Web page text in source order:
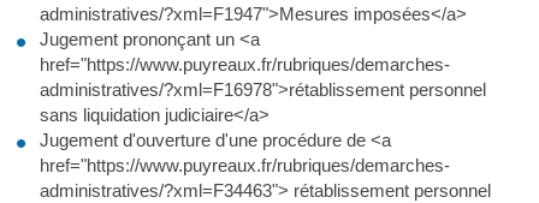
administratives/?xml=F1947">Mesures imposées</a>
Jugement prononçant un <a
href="https://www.puyreaux.fr/rubriques/demarches-
administratives/?xml=F16978">rétablissement personnel
sans liquidation judiciaire</a>
Jugement d'ouverture d'une procédure de <a
href="https://www.puyreaux.fr/rubriques/demarches-
administratives/?xml=F34463"> rétablissement personnel